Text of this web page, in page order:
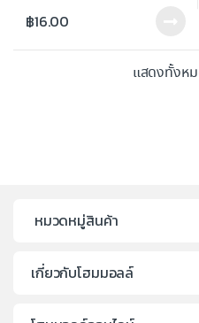
฿16.00
แสดงทั้งห
หมวดหมู่สินค้า
เกี่ยวกับโฮมมอลล์